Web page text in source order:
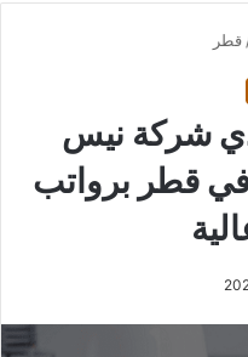
قطر
شركة نيس
قطر برواتب